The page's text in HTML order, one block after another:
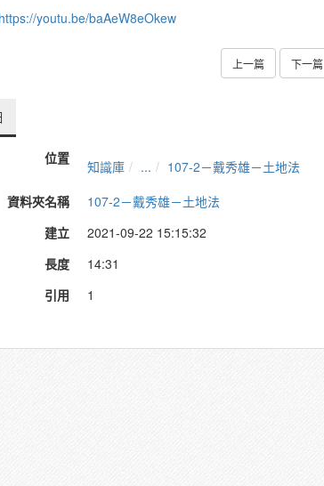
https://youtu.be/baAeW8eOkew
上一篇 下一篇
位置 知識庫 ...
107-2－戴秀雄－土地法
資料夾名稱
107-2－戴秀雄－土地法
建立
2021-09-22 15:15:32
長度
14:31
引用
1